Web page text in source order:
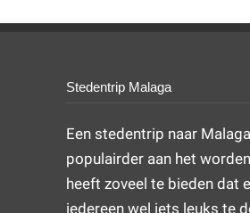
Stedentrip Malaga
Een stedentrip naar
populairder aan het
heeft zoveel te bieden dat
iedereen wel iets leuks te